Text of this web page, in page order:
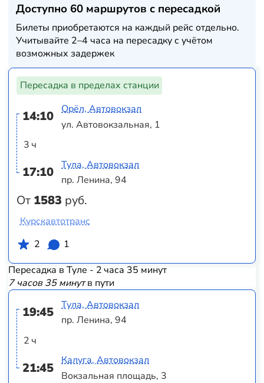
Доступно 60 маршрутов с пересадкой
Билеты приобретаются на каждый рейс отдельно.
Учитывайте 2–4 часа на пересадку с учётом
возможных задержек
Пересадка в пределах станции
14:10
3 ч
17:10
От 1583 руб.
Орёл, Автовокзал
ул. Автовокзальная, 1
Тула, Автовокзал
пр. Ленина, 94
Курскавтотранс
2
1
Пересадка в Туле - 2 часа 35 минут
7 часов 35 минутв пути
19:45
2 ч
21:45
Тула, Автовокзал
пр. Ленина, 94
Калуга, Автовокзал
Вокзальная площадь, 3